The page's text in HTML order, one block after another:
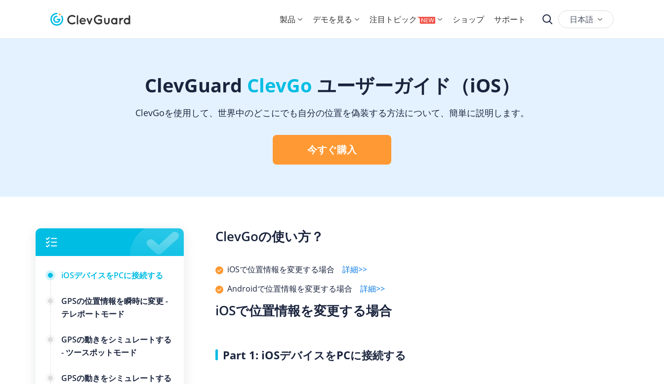
製品 デモを見る 注目トピック ショップ サポート 日本語
ClevGuard ClevGo ユーザーガイド（iOS）
ClevGoを使用して、世界中のどこにでも自分の位置を偽装する方法について、簡単に説明します。
今すぐ購入
iOSデバイスをPCに接続する
GPSの位置情報を瞬時に変更 -
テレポートモード
GPSの動きをシミュレートする
- ツースポットモード
GPSの動きをシミュレートする
ClevGoの使い方？
iOSで位置情報を変更する場合 詳細>>
Androidで位置情報を変更する場合 詳細>>
iOSで位置情報を変更する場合
Part 1: iOSデバイスをPCに接続する